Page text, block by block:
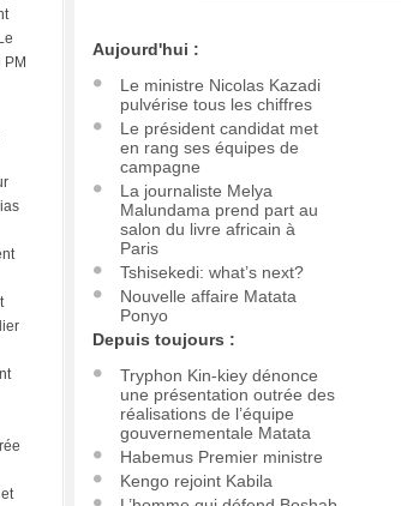
Aujourd'hui :
Le ministre Nicolas Kazadi
pulvérise tous les chiffres
Le président candidat met
en rang ses équipes de
campagne
La journaliste Melya
Malundama prend part au
salon du livre africain à
Paris
Tshisekedi: what’s next?
Nouvelle affaire Matata
Ponyo
Depuis toujours :
Tryphon Kin-kiey dénonce
une présentation outrée des
réalisations de l’équipe
gouvernementale Matata
Habemus Premier ministre
Kengo rejoint Kabila